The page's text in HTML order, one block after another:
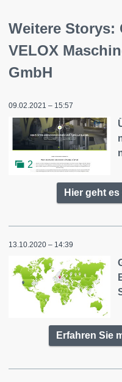
Weitere Storys:
VELOX
GmbH
09.02.2021 – 15:57
2
Hier geht
13.10.2020 – 14:39
Erfahren Sie